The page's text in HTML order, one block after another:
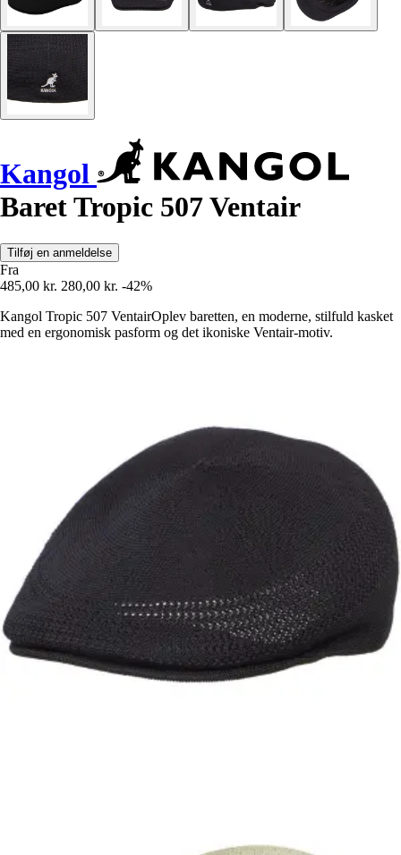
Kangol
Baret Tropic 507 Ventair
Tilføj en anmeldelse
Fra
485,00 kr. 280,00 kr. -42%
Kangol Tropic 507 VentairOplev baretten, en moderne, stilfuld kasket
med en ergonomisk pasform og det ikoniske Ventair-motiv.